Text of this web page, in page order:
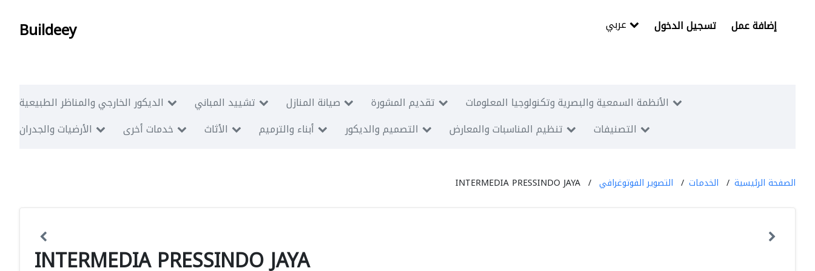
Buildeey تسجيل الدخول إضافة عمل
الديكور الخارجي والمناظر الطبيعية تشييد المباني صيانة المنازل تقديم المشورة
الأنظمة السمعية والبصرية وتكنولوجيا المعلومات
الأرضيات والجدران
خدمات أخرى الأثاث أبناء والترميم التصميم والديكور تنظيم المناسبات والمعارض التصنيفات
الصفحة الرئيسية الخدمات التصوير الفوتوغرافي INTERMEDIA PRESSINDO JAYA
INTERMEDIA PRESSINDO JAYA